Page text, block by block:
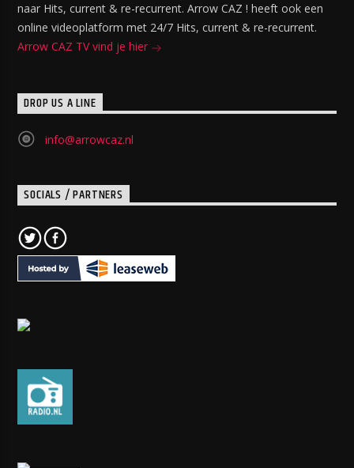
naar Hits, current & re-recurrent. Arrow CAZ ! heeft ook een
online videoplatform met 24/7 Hits, current & re-recurrent.
Arrow CAZ TV vind je hier
DROP US A LINE
info@arrowcaz.nl
SOCIALS / PARTNERS